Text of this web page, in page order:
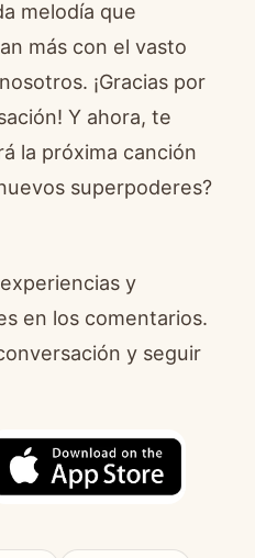
melodía que
más con el vasto
¡Gracias por
Y ahora, te
la próxima canción
superpoderes?
y
en los comentarios.
y seguir